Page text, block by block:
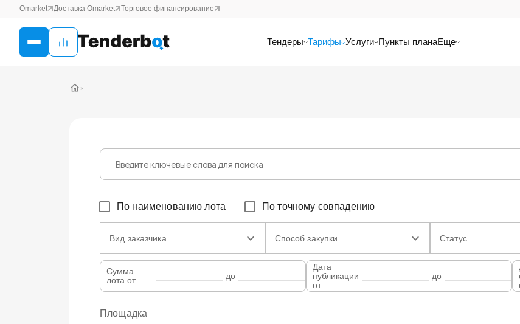
Omarket Доставка Omarket Торговое финансирование
Тендеры Тарифы Услуги Пункты планаЕще
›
По наименованию лота По точному совпадению
Вид заказчика Способ закупки Статус
Сумма
лота от
до
Дата
публикации
от
до